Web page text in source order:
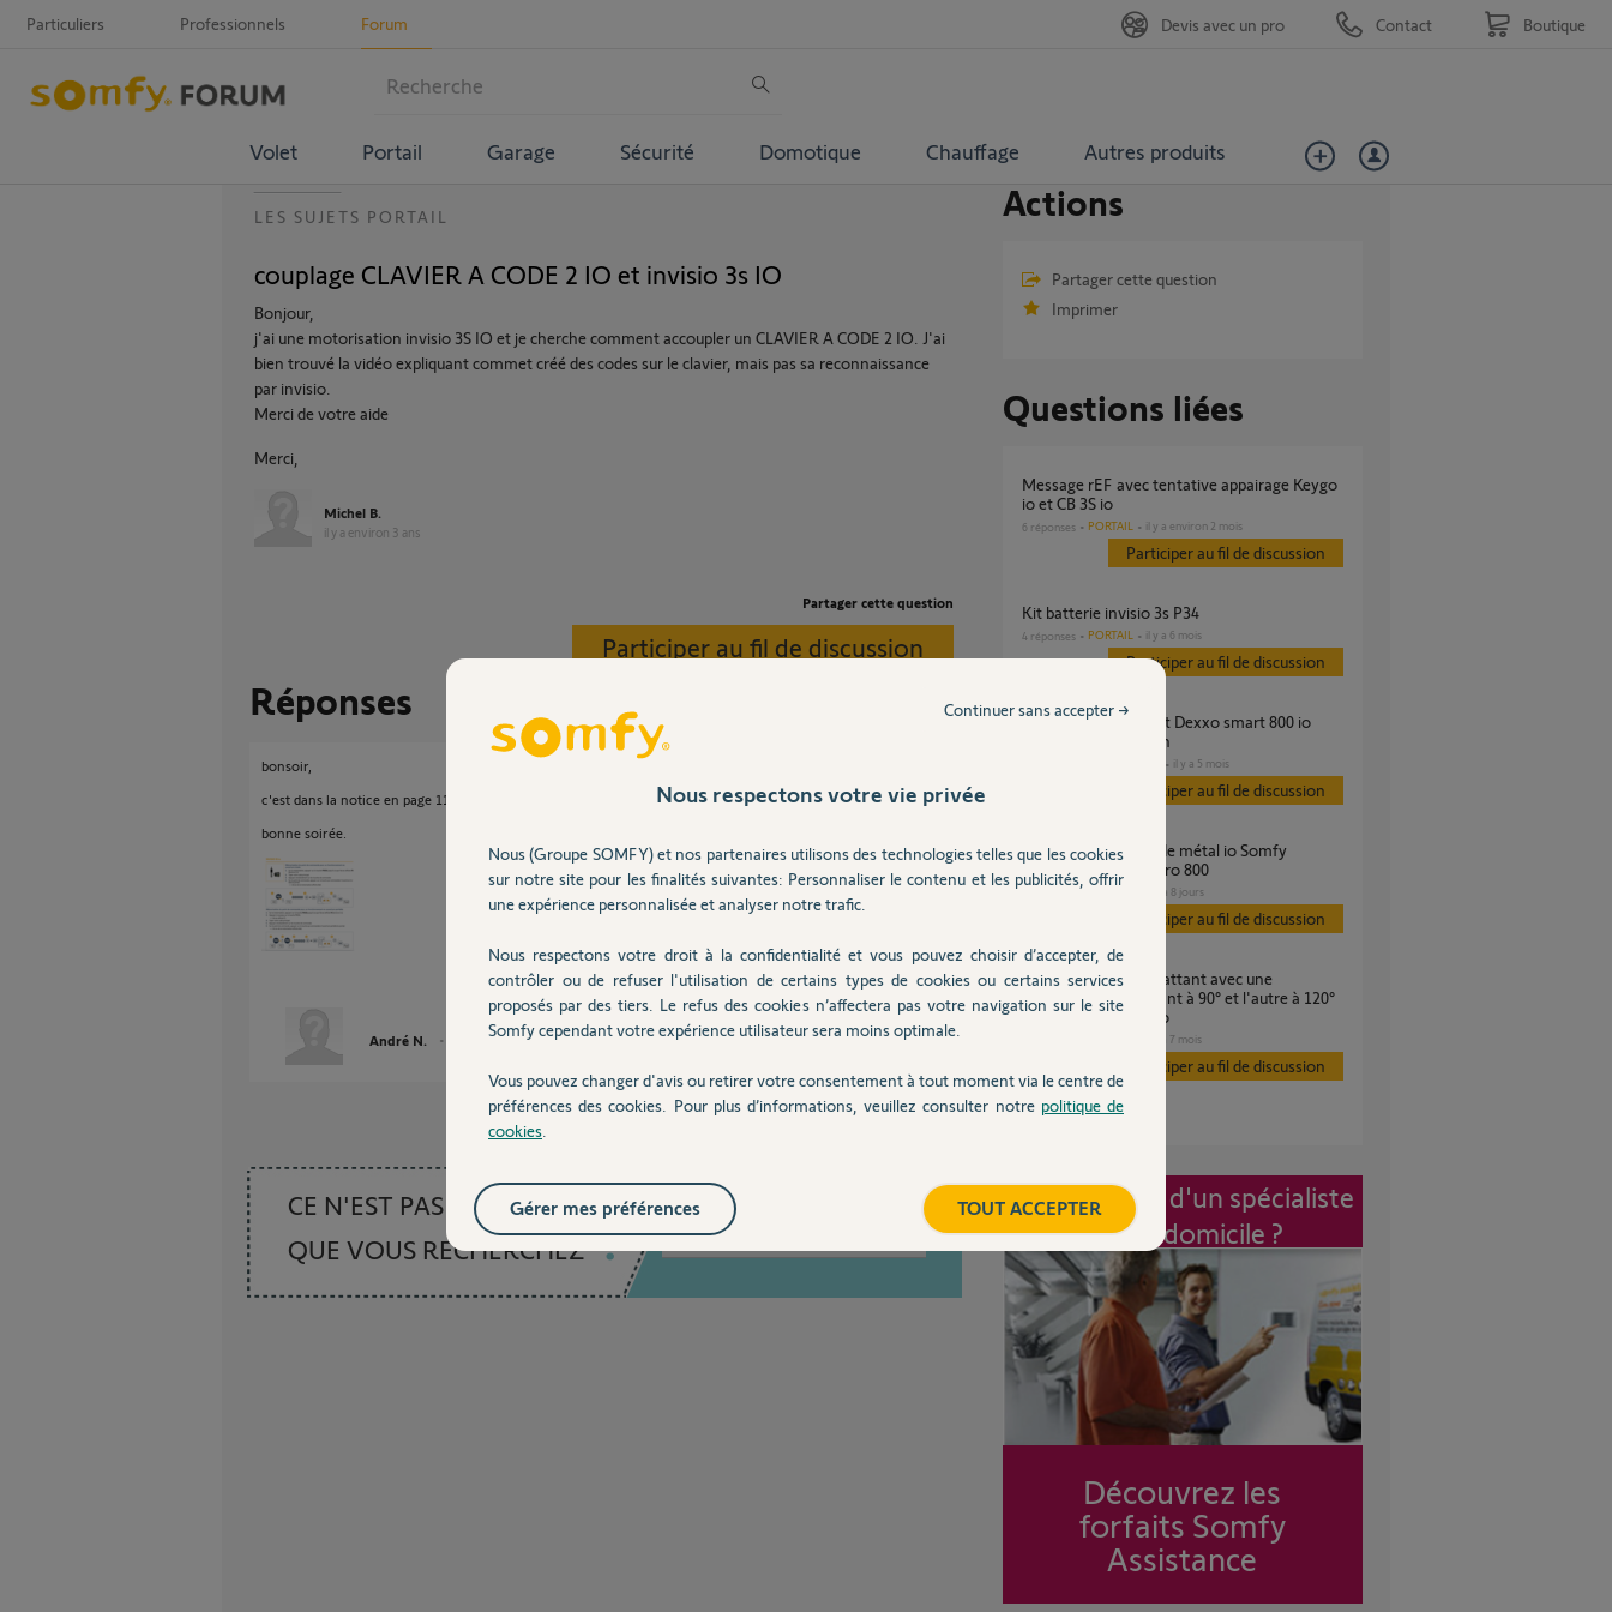
Particuliers Professionnels Forum
Volet Portail Garage Sécurité Domotique Chauffage Autres produits
Devis avec un pro Contact Boutique
LES SUJETS PORTAIL
couplage CLAVIER A CODE 2 IO et invisio 3s IO
Bonjour,
j'ai une motorisation invisio 3S IO et je cherche comment accoupler un CLAVIER A CODE 2 IO. J'ai
bien trouvé la vidéo expliquant commet créé des codes sur le clavier, mais pas sa reconnaissance
par invisio.
Merci de votre aide
Merci,
Michel B.
il y a environ 3 ans
Partager cette question
Participer au fil de discussion
Réponses
bonsoir,
c'est dans la notice en page 11.
bonne soirée.
André N. il y a environ 3 ans
CE N'EST PAS CE
QUE VOUS RECHERCHEZ
Posez votre question
Actions
Partager cette question
Imprimer
Questions liées
message rEF avec tentative appairage Keygo
io et CB 3S io
6 réponses PORTAIL il y a environ 2 mois
Participer au fil de discussion
Kit batterie invisio 3s P34
4 réponses PORTAIL il y a 6 mois
Participer au fil de discussion
Appairage CB 3S io et Dexxo smart 800 io
avec TaHoma Switch
il y a 5 mois
Participer au fil de discussion
Ajouter Clavier à code métal io Somfy
1841193 sur dexxo pro 800
il y a 8 jours
Participer au fil de discussion
Régler un portail à battant avec une
ouverture d'un battant à 90° et l'autre à 120°
Moteurs Invisio 3S io
il y a 7 mois
Participer au fil de discussion
Intervention d'un spécialiste
à mon domicile ?
Découvrez les
forfaits Somfy
Assistance
Nous respectons votre vie privée
Nous (Groupe SOMFY) et nos partenaires utilisons des technologies telles que les cookies
sur notre site pour les finalités suivantes: Personnaliser le contenu et les publicités, offrir
une expérience personnalisée et analyser notre trafic.
Nous respectons votre droit à la confidentialité et vous pouvez choisir d’accepter, de
contrôler ou de refuser l'utilisation de certains types de cookies ou certains services
proposés par des tiers. Le refus des cookies n’affectera pas votre navigation sur le site
Somfy cependant votre expérience utilisateur sera moins optimale.
Vous pouvez changer d'avis ou retirer votre consentement à tout moment via le centre de
préférences des cookies. Pour plus d’informations, veuillez consulter notre politique de
cookies
Continuer sans accepter →
TOUT ACCEPTER
Gérer mes préférences